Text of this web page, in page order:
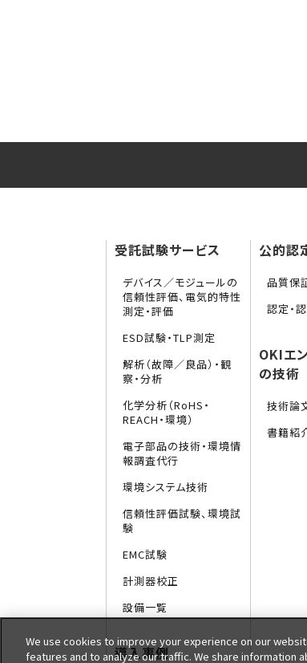
受託試験サービス
デバイス／モジュールの
信頼性評価、電気的特性
測定・評価
ESD試験・TLP測定
解析（故障／良品）・観
察・分析
化学分析（RoHS・
REACH・環境）
電子部品の技術・環境情
報調査代行
環境システム技術
信頼性評価試験、環境試
験
EMC試験
計測器校正
設備一覧
導入事例
公的認
品質保
認定・
OKIエ
の技術
技術論
書籍紹
We use cookies to improve your experience on our
features and to analyze our traffic. We share information